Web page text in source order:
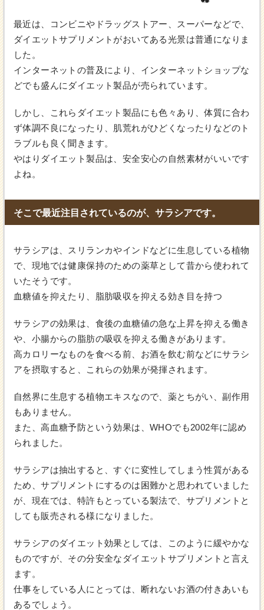
最近は、コンビニやドラッグストアー、スーパーなどで、
ダイエットサプリメントがおいてある光景は普通になりま
した。
インターネットの普及により、インターネットショップな
どでも盛んにダイエット製品が売られています。
しかし、これらダイエット製品にも色々あり、体質に合わ
ず体調不良になったり、肌荒れがひどくなったりなどのト
ラブルも良く聞きます。
やはりダイエット製品は、安全安心の自然素材がいいです
よね。
そこで最近注目されているのが、サラシアです。
サラシアは、スリランカやインドなどに生息している植物
で、現地では健康保持のための薬草として昔から使われて
いたそうです。
血糖値を抑えたり、脂肪吸収を抑える効き目を持つ
サラシアの効果は、食後の血糖値の急な上昇を抑える働き
や、小腸からの脂肪の吸収を抑える働きがあります。
高カロリーなものを食べる前、お酒を飲む前などにサラシ
アを摂取すると、これらの効果が発揮されます。
自然界に生息する植物エキスなので、薬とちがい、副作用
もありません。
また、高血糖予防という効果は、WHOでも2002年に認め
られました。
サラシアは抽出すると、すぐに変性してしまう性質がある
ため、サプリメントにするのは困難かと思われていました
が、現在では、特許もとっている製法で、サプリメントと
しても販売される様になりました。
サラシアのダイエット効果としては、このように緩やかな
ものですが、その分安全なダイエットサプリメントと言え
ます。
仕事をしている人にとっては、断れないお酒の付きあいも
あるでしょう。